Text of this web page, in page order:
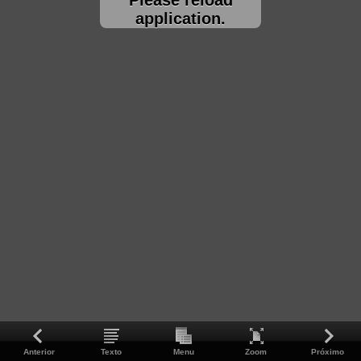
application.
Anterior Texto Menu Zoom Próximo